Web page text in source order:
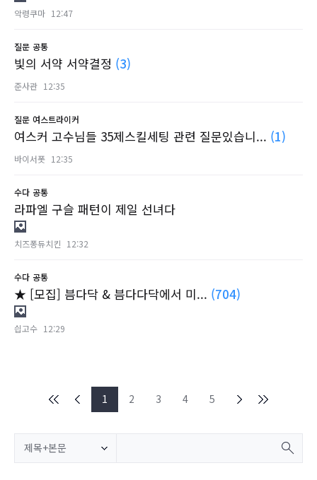
악령쿠마 12:47
질문 공통
빛의 서약 서약결정 (3)
준사관 12:35
질문 여스트라이커
여스커 고수님들 35제스킬세팅 관련 질문있습니... (1)
바이서폿 12:35
수다 공통
라파엘 구슬 패턴이 제일 선녀다
치즈퐁듀치킨 12:32
수다 공통
★ [모집] 븜다닥 & 븜다다닥에서 미... (704)
싑고수 12:29
1 2 3 4 5
제목+본문